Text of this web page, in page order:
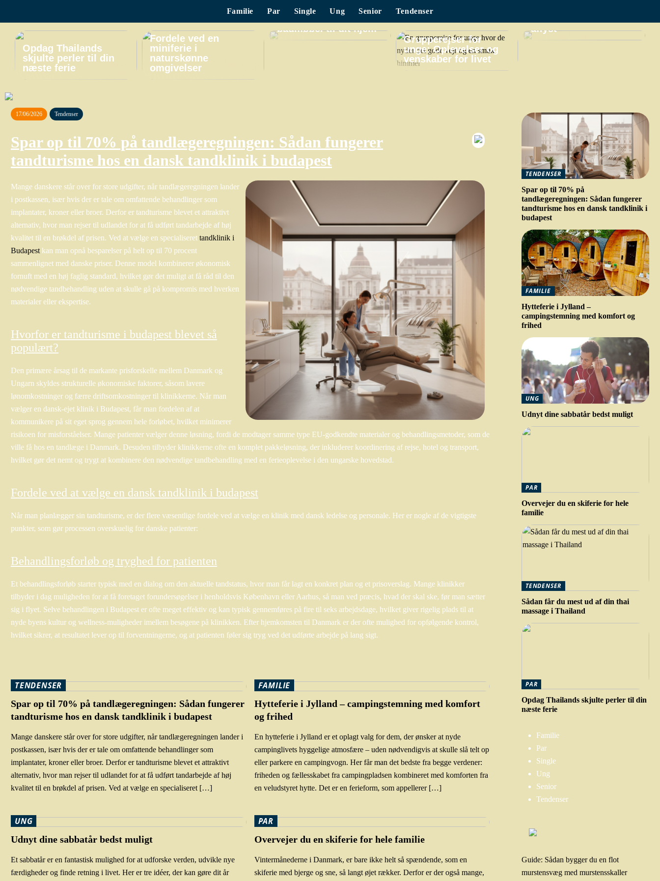
Familie Par Single Ung Senior Tendenser
Opdag Thailands
skjulte perler til din
næste ferie
Fordele ved en
miniferie i
naturskønne
omgivelser
Find det perfekte
badmøbel til dit hjem
Grupperejser for
unge: Oplevelser og
venskaber for livet
aflyst
17/06/2026 Tendenser
Spar op til 70% på tandlægeregningen: Sådan fungerer
tandturisme hos en dansk tandklinik i budapest
Mange danskere står over for store udgifter, når tandlægeregningen lander
i postkassen, især hvis der er tale om omfattende behandlinger som
implantater, kroner eller broer. Derfor er tandturisme blevet et attraktivt
alternativ, hvor man rejser til udlandet for at få udført tandarbejde af høj
kvalitet til en brøkdel af prisen. Ved at vælge en specialiseret tandklinik i
Budapest kan man opnå besparelser på helt op til 70 procent
sammenlignet med danske priser. Denne model kombinerer økonomisk
fornuft med en høj faglig standard, hvilket gør det muligt at få råd til den
nødvendige tandbehandling uden at skulle gå på kompromis med hverken
materialer eller ekspertise.
Hvorfor er tandturisme i budapest blevet så
populært?
Den primære årsag til de markante prisforskelle mellem Danmark og
Ungarn skyldes strukturelle økonomiske faktorer, såsom lavere
lønomkostninger og færre driftsomkostninger til klinikkerne. Når man
vælger en dansk-ejet klinik i Budapest, får man fordelen af at
kommunikere på sit eget sprog gennem hele forløbet, hvilket minimerer
risikoen for misforståelser. Mange patienter vælger denne løsning, fordi de modtager samme type EU-godkendte materialer og behandlingsmetoder, som de
ville få hos en tandlæge i Danmark. Desuden tilbyder klinikkerne ofte en komplet pakkeløsning, der inkluderer koordinering af rejse, hotel og transport,
hvilket gør det nemt og trygt at kombinere den nødvendige tandbehandling med en ferieoplevelse i den ungarske hovedstad.
Fordele ved at vælge en dansk tandklinik i budapest
Når man planlægger sin tandturisme, er der flere væsentlige fordele ved at vælge en klinik med dansk ledelse og personale. Her er nogle af de vigtigste
punkter, som gør processen overskuelig for danske patienter:
Behandlingsforløb og tryghed for patienten
Et behandlingsforløb starter typisk med en dialog om den aktuelle tandstatus, hvor man får lagt en konkret plan og et prisoverslag. Mange klinikker
tilbyder i dag muligheden for at få foretaget forundersøgelser i henholdsvis København eller Aarhus, så man ved præcis, hvad der skal ske, før man sætter
sig i flyet. Selve behandlingen i Budapest er ofte meget effektiv og kan typisk gennemføres på fire til seks arbejdsdage, hvilket giver rigelig plads til at
nyde byens kultur og wellness-muligheder imellem besøgene på klinikken. Efter hjemkomsten til Danmark er der ofte mulighed for opfølgende kontrol,
hvilket sikrer, at resultatet lever op til forventningerne, og at patienten føler sig tryg ved det udførte arbejde på lang sigt.
TENDENSER
Spar op til 70% på tandlægeregningen: Sådan fungerer
tandturisme hos en dansk tandklinik i budapest
Mange danskere står over for store udgifter, når tandlægeregningen lander i
postkassen, især hvis der er tale om omfattende behandlinger som
implantater, kroner eller broer. Derfor er tandturisme blevet et attraktivt
alternativ, hvor man rejser til udlandet for at få udført tandarbejde af høj
kvalitet til en brøkdel af prisen. Ved at vælge en specialiseret […]
FAMILIE
Hytteferie i Jylland – campingstemning med komfort
og frihed
En hytteferie i Jylland er et oplagt valg for dem, der ønsker at nyde
campinglivets hyggelige atmosfære – uden nødvendigvis at skulle slå telt op
eller parkere en campingvogn. Her får man det bedste fra begge verdener:
friheden og fællesskabet fra campingpladsen kombineret med komforten fra
en veludstyret hytte. Det er en ferieform, som appellerer […]
UNG
Udnyt dine sabbatår bedst muligt
Et sabbatår er en fantastisk mulighed for at udforske verden, udvikle nye
færdigheder og finde retning i livet. Her er tre idéer, der kan gøre dit år
PAR
Overvejer du en skiferie for hele familie
Vintermånederne i Danmark, er bare ikke helt så spændende, som en
skiferie med bjerge og sne, så langt øjet rækker. Derfor er der også mange,
TENDENSER
Spar op til 70% på
tandlægeregningen: Sådan fungerer
tandturisme hos en dansk tandklinik i
budapest
FAMILIE
Hytteferie i Jylland –
campingstemning med komfort og
frihed
UNG
Udnyt dine sabbatår bedst muligt
PAR
Overvejer du en skiferie for hele
familie
TENDENSER
Sådan får du mest ud af din thai
massage i Thailand
PAR
Opdag Thailands skjulte perler til din
næste ferie
Familie
Par
Single
Ung
Senior
Tendenser
Guide: Sådan bygger du en flot
murstensvæg med murstensskaller